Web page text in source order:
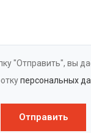
"Отправить", вы
персональных
Отправить